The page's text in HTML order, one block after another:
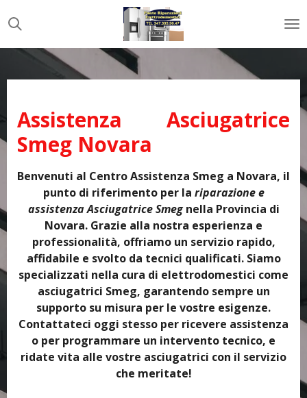
al
contenuto
Assistenza Asciugatrice
Smeg Novara
Benvenuti al Centro Assistenza Smeg a Novara, il
punto di riferimento per la riparazione e
assistenza Asciugatrice Smegnella Provincia di
Novara. Grazie alla nostra esperienza e
professionalità, offriamo un servizio rapido,
affidabile e svolto da tecnici qualificati. Siamo
specializzati nella cura di elettrodomestici come
asciugatrici Smeg, garantendo sempre un
supporto su misura per le vostre esigenze.
Contattateci oggi stesso per ricevere assistenza
o per programmare un intervento tecnico, e
ridate vita alle vostre asciugatrici con il servizio
che meritate!